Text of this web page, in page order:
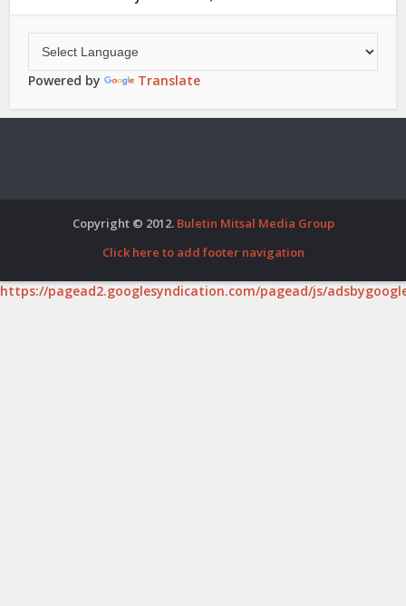
Powered by Translate
Copyright © 2012. Buletin Mitsal Media Group
Click here to add footer navigation
https://pagead2.googlesyndication.com/pagead/js/